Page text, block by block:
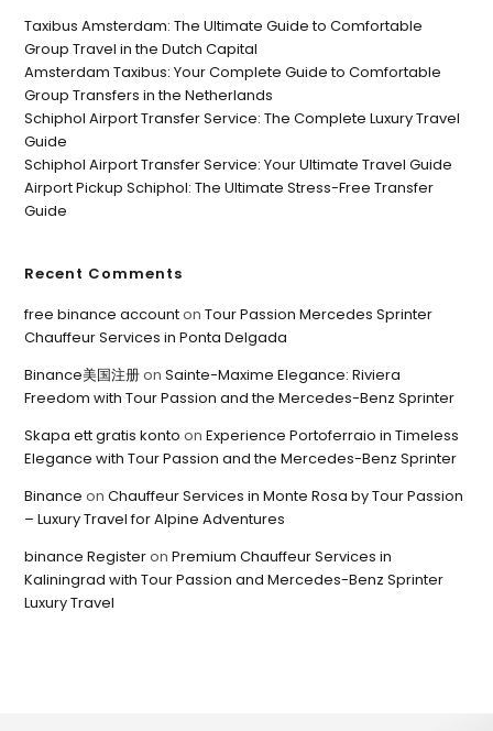
Taxibus Amsterdam: The Ultimate Guide to Comfortable
Group Travel in the Dutch Capital
Amsterdam Taxibus: Your Complete Guide to Comfortable
Group Transfers in the Netherlands
Schiphol Airport Transfer Service: The Complete Luxury Travel
Guide
Schiphol Airport Transfer Service: Your Ultimate Travel Guide
Airport Pickup Schiphol: The Ultimate Stress-Free Transfer
Guide
Recent Comments
free binance accountonTour Passion Mercedes Sprinter
Chauffeur Services in Ponta Delgada
Binance美国注册onSainte-Maxime Elegance: Riviera
Freedom with Tour Passion and the Mercedes-Benz Sprinter
Skapa ett gratis konto onExperience Portoferraio in Timeless
Elegance with Tour Passion and the Mercedes-Benz Sprinter
Binance onChauffeur Services in Monte Rosa by Tour Passion
– Luxury Travel for Alpine Adventures
binance RegisteronPremium Chauffeur Services in
Kaliningrad with Tour Passion and Mercedes-Benz Sprinter
Luxury Travel